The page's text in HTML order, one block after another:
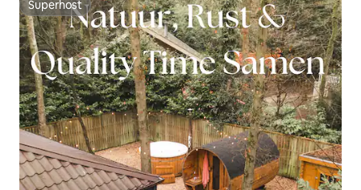
Superhost
Superhost